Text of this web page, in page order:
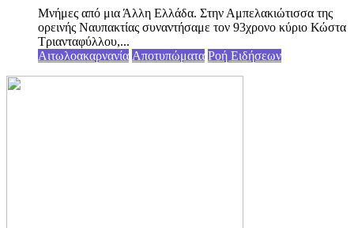
Μνήμες από μια Άλλη Ελλάδα. Στην Αμπελακιώτισσα της
ορεινής Ναυπακτίας συναντήσαμε τον 93χρονο κύριο Κώστα
Τριανταφύλλου,...
Αιτωλοακαρνανία Αποτυπώματα Ροή Ειδήσεων